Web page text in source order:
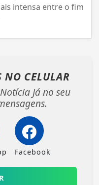
intensa entre o fim
NO CELULAR
Já no seu
Facebook